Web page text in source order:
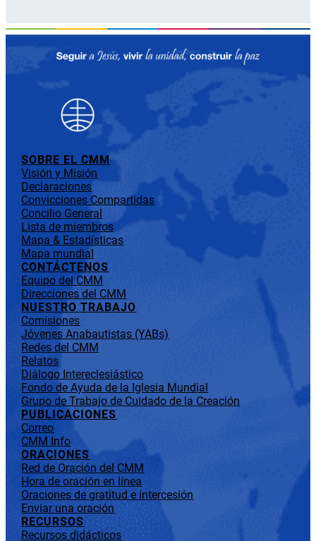
SOBRE EL CMM
Visión y Misión
Declaraciones
Convicciones Compartidas
Concilio General
Lista de miembros
Mapa & Estadísticas
Mapa mundial
CONTÁCTENOS
Equipo del CMM
Direcciones del CMM
NUESTRO TRABAJO
Comisiones
Jóvenes Anabautistas (YABs)
Redes del CMM
Relatos
Diálogo Intereclesiástico
Fondo de Ayuda de la Iglesia Mundial
Grupo de Trabajo de Cuidado de la Creación
PUBLICACIONES
Correo
CMM Info
ORACIONES
Red de Oración del CMM
Hora de oración en línea
Oraciones de gratitud e intercesión
Enviar una oración
RECURSOS
Recursos didácticos